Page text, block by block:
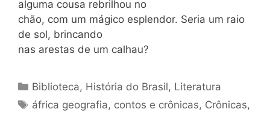
alguma cousa rebrilhou no
chão, com um mágico esplendor. Seria um raio
de sol, brincando
nas arestas de um calhau?
Categorias
Biblioteca, História do Brasil, Literatura
Tags
áfrica geografia, contos e crônicas, Crônicas,